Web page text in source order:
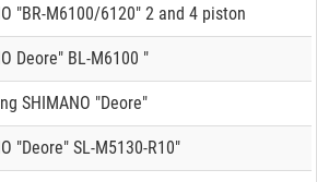
"BR-M6100/6120" 2 and 4 piston
Deore" BL-M6100 "
SHIMANO "Deore"
"Deore" SL-M5130-R10"